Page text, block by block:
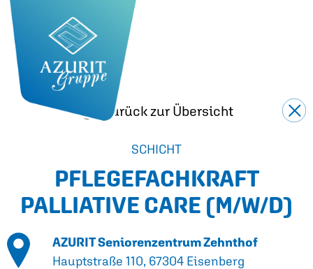
Zurück zur Übersicht
SCHICHT
PFLEGEFACHKRAFT
PALLIATIVE CARE (M/W/D)
AZURIT Seniorenzentrum Zehnthof
Hauptstraße 110, 67304 Eisenberg